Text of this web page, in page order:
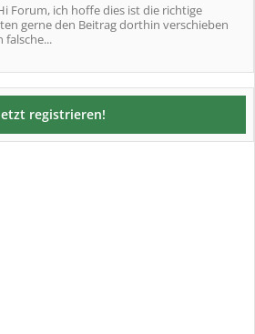
Forum, ich hoffe dies ist die richtige
gerne den Beitrag dorthin verschieben
falsche...
registrieren!